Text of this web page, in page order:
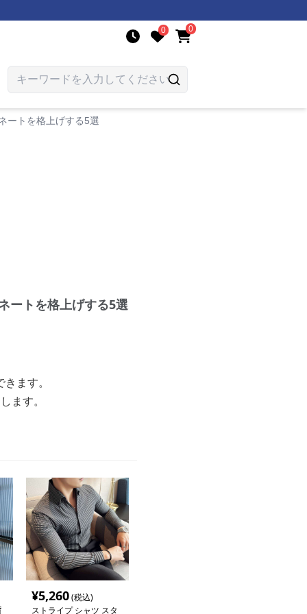
0 0
ートを格上げする5選
ートを格上げする5選
ます。
ます。
¥5,260(税込)
ストライプ シャツ スタ